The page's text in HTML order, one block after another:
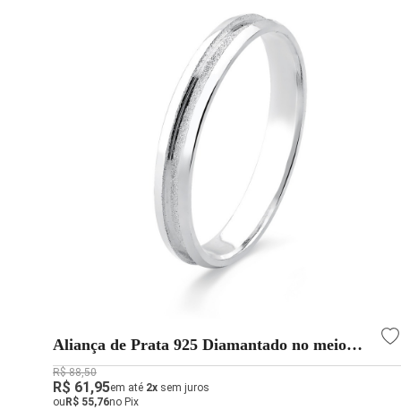
Aliança de Prata 925 Diamantado no meio
3mm
R$ 88,50
R$ 61,95em até 2x sem juros
ou R$ 55,76no Pix